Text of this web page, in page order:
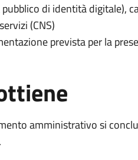
di identità digitale),
(CNS)
prevista per la
amministrativo si